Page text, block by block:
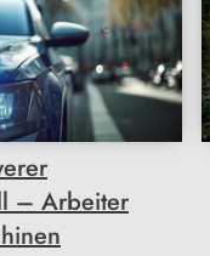
– Arbeiter